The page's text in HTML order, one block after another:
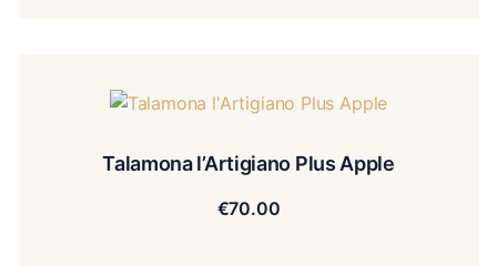
Talamona l’Artigiano Plus Apple
€70.00